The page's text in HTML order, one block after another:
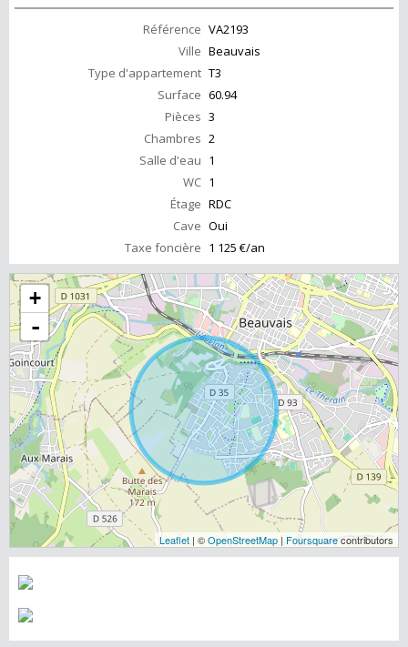
Référence VA2193
Ville Beauvais
Type d'appartement T3
Surface 60.94
Pièces 3
Chambres 2
Salle d'eau 1
WC 1
Étage RDC
Cave Oui
Taxe foncière 1 125 €/an
+
-
Leaflet | ©OpenStreetMap| Foursquarecontributors